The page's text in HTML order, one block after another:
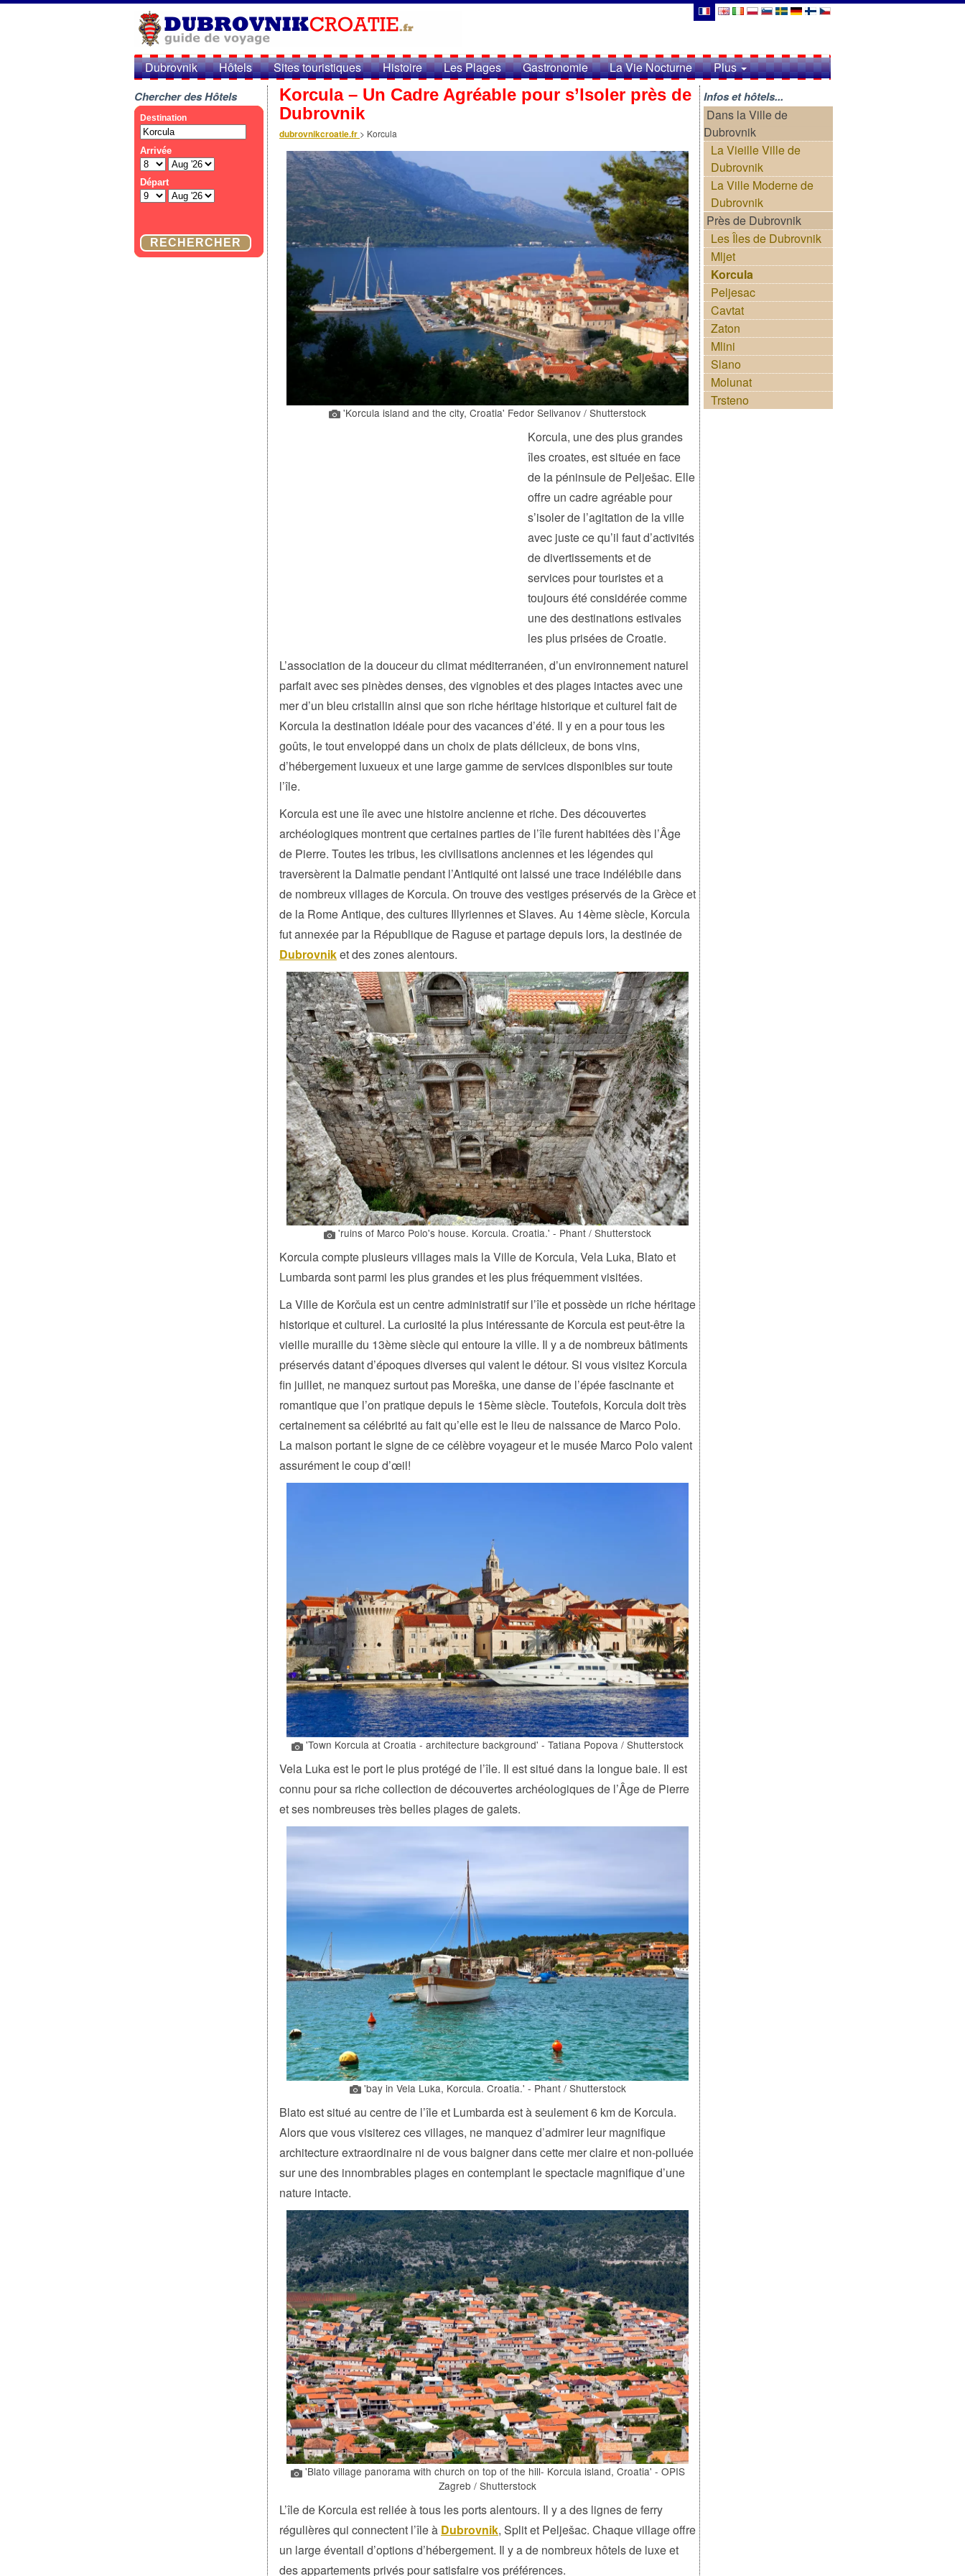
Dubrovnik Hôtels Sites touristiques Histoire Les Plages Gastronomie La Vie Nocturne Plus
Chercher des Hôtels
Korcula – Un Cadre Agréable pour s’Isoler près de
Dubrovnik
dubrovnikcroatie.fr > Korcula
'Korcula island and the city, Croatia' Fedor Selivanov / Shutterstock
Korcula, une des plus grandes
îles croates, est située en face
de la péninsule de Pelješac. Elle
offre un cadre agréable pour
s’isoler de l’agitation de la ville
avec juste ce qu’il faut d’activités
de divertissements et de
services pour touristes et a
toujours été considérée comme
une des destinations estivales
les plus prisées de Croatie.
L’association de la douceur du climat méditerranéen, d’un environnement naturel
parfait avec ses pinèdes denses, des vignobles et des plages intactes avec une
mer d’un bleu cristallin ainsi que son riche héritage historique et culturel fait de
Korcula la destination idéale pour des vacances d’été. Il y en a pour tous les
goûts, le tout enveloppé dans un choix de plats délicieux, de bons vins,
d’hébergement luxueux et une large gamme de services disponibles sur toute
l’île.
Korcula est une île avec une histoire ancienne et riche. Des découvertes
archéologiques montrent que certaines parties de l’île furent habitées dès l’Âge
de Pierre. Toutes les tribus, les civilisations anciennes et les légendes qui
traversèrent la Dalmatie pendant l’Antiquité ont laissé une trace indélébile dans
de nombreux villages de Korcula. On trouve des vestiges préservés de la Grèce et
de la Rome Antique, des cultures Illyriennes et Slaves. Au 14ème siècle, Korcula
fut annexée par la République de Raguse et partage depuis lors, la destinée de
Dubrovniket des zones alentours.
'ruins of Marco Polo's house. Korcula. Croatia.' - Phant / Shutterstock
Korcula compte plusieurs villages mais la Ville de Korcula, Vela Luka, Blato et
Lumbarda sont parmi les plus grandes et les plus fréquemment visitées.
La Ville de Korčula est un centre administratif sur l’île et possède un riche héritage
historique et culturel. La curiosité la plus intéressante de Korcula est peut-être la
vieille muraille du 13ème siècle qui entoure la ville. Il y a de nombreux bâtiments
préservés datant d’époques diverses qui valent le détour. Si vous visitez Korcula
fin juillet, ne manquez surtout pas Moreška, une danse de l’épée fascinante et
romantique que l’on pratique depuis le 15ème siècle. Toutefois, Korcula doit très
certainement sa célébrité au fait qu’elle est le lieu de naissance de Marco Polo.
La maison portant le signe de ce célèbre voyageur et le musée Marco Polo valent
assurément le coup d’œil!
'Town Korcula at Croatia - architecture background' - Tatiana Popova / Shutterstock
Vela Luka est le port le plus protégé de l’île. Il est situé dans la longue baie. Il est
connu pour sa riche collection de découvertes archéologiques de l’Âge de Pierre
et ses nombreuses très belles plages de galets.
'bay in Vela Luka, Korcula. Croatia.' - Phant / Shutterstock
Blato est situé au centre de l’île et Lumbarda est à seulement 6 km de Korcula.
Alors que vous visiterez ces villages, ne manquez d’admirer leur magnifique
architecture extraordinaire ni de vous baigner dans cette mer claire et non-polluée
sur une des innombrables plages en contemplant le spectacle magnifique d’une
nature intacte.
'Blato village panorama with church on top of the hill- Korcula island, Croatia' - OPIS
Zagreb / Shutterstock
L’île de Korcula est reliée à tous les ports alentours. Il y a des lignes de ferry
régulières qui connectent l’île à Dubrovnik, Split et Pelješac. Chaque village offre
un large éventail d’options d’hébergement. Il y a de nombreux hôtels de luxe et
des appartements privés pour satisfaire vos préférences.
Infos et hôtels...
Dans la Ville de
Dubrovnik
La Vieille Ville de
Dubrovnik
La Ville Moderne de
Dubrovnik
Près de Dubrovnik
Les Îles de Dubrovnik
Mljet
Korcula
Peljesac
Cavtat
Zaton
Mlini
Slano
Molunat
Trsteno